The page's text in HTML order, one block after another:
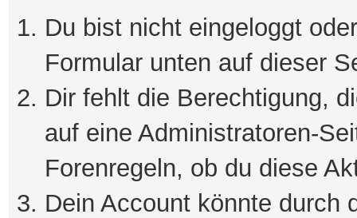
Du bist nicht eingeloggt
Formular unten auf dieser
Dir fehlt die Berechtigung,
auf eine Administratoren-
Forenregeln, ob du diese
Dein Account könnte durch